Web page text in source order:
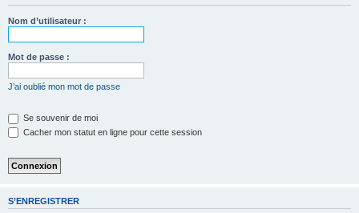
Nom d’utilisateur :
Mot de passe :
J’ai oublié mon mot de passe
Se souvenir de moi
Cacher mon statut en ligne pour cette session
S’ENREGISTRER